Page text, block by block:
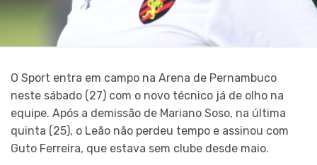
O Sport entra em campo na Arena de Pernambuco
neste sábado (27) com o novo técnico já de olho na
equipe. Após a demissão de Mariano Soso, na última
quinta (25), o Leão não perdeu tempo e assinou com
Guto Ferreira, que estava sem clube desde maio.